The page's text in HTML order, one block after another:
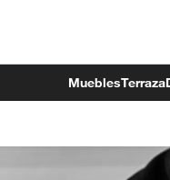
MueblesTerraza